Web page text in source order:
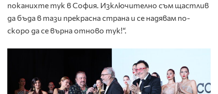
поканихте тук в София. Изключително съм щастлив
да бъда в тази прекрасна страна и се надявам по-
скоро да се върна отново тук!“.